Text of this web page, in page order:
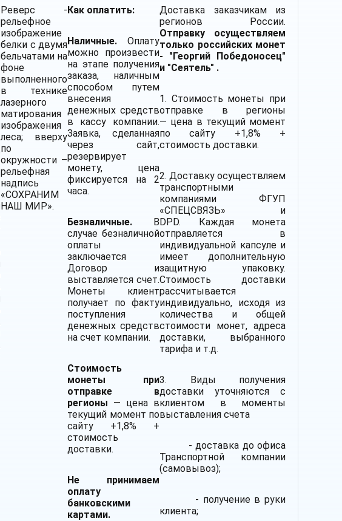
Реверс -
рельефное
изображение
белки с двумя
бельчатами на
фоне
выполненного
в технике
лазерного
матирования
изображения
леса; вверху
по
окружности –
рельефная
надпись
«СОХРАНИМ
НАШ МИР».
Как оплатить:
Наличные. Оплату
можно произвести
на этапе получения
заказа, наличным
способом путем
внесения
денежных средств
в кассу компании.
Заявка, сделанная
через сайт,
резервирует
монету, цена
фиксируется на 2
часа.
Безналичные.
В
случае безналичной
оплаты
заключается
Договор и
выставляется счет.
Монеты клиент
получает по факту
поступления
денежных средств
на счет компании.
Стоимость
монеты при
отправке в
регионы — цена в
текущий момент по
сайту +1,8% +
стоимость
доставки.
Не принимаем
оплату
банковскими
картами.
Доставка заказчикам из
регионов России.
Отправку осуществляем
только российских монет
- "Георгий Победоносец"
и "Сеятель" .
1. Стоимость монеты при
отправке в регионы
— цена в текущий момент
по сайту +1,8% +
стоимость доставки.
2. Доставку осуществляем
транспортными
компаниями
ФГУП
«СПЕЦСВЯЗЬ» и
DPD. Каждая монета
отправляется в
индивидуальной капсуле и
имеет дополнительную
защитную упаковку.
Стоимость доставки
рассчитывается
индивидуально, исходя из
количества и общей
стоимости монет, адреса
доставки, выбранного
тарифа и т.д.
3. Виды получения
доставки уточняются с
клиентом в моменты
выставления счета
- доставка до офиса
Транспортной компании
(самовывоз);
- получение в руки
клиента;